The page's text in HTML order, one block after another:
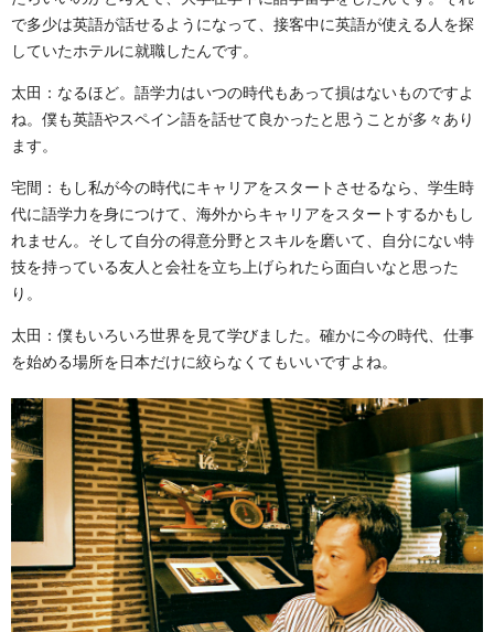
で多少は英語が話せるようになって、接客中に英語が使える人を探
していたホテルに就職したんです。
太田：なるほど。語学力はいつの時代もあって損はないものですよ
ね。僕も英語やスペイン語を話せて良かったと思うことが多々あり
ます。
宅間：もし私が今の時代にキャリアをスタートさせるなら、学生時
代に語学力を身につけて、海外からキャリアをスタートするかもし
れません。そして自分の得意分野とスキルを磨いて、自分にない特
技を持っている友人と会社を立ち上げられたら面白いなと思った
り。
太田：僕もいろいろ世界を見て学びました。確かに今の時代、仕事
を始める場所を日本だけに絞らなくてもいいですよね。